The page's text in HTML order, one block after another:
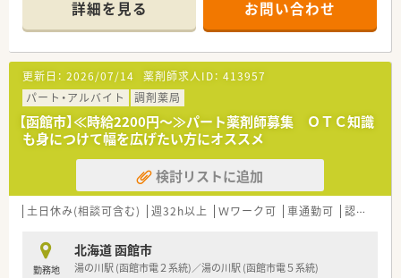
■働きやすさがポイント！就業環境や福利厚生面を整えている大
手企業です
詳細を見る お問い合わせ
更新日： 2026/07/14 薬剤師求人ID： 413957
パート・アルバイト
調剤薬局
【函館市】≪時給2200円～≫パート薬剤師募集 ＯＴＣ知識
も身につけて幅を広げたい方にオススメ
検討リストに追加
土日休み(相談可含む) 週32h以上 Ｗワーク可 車通勤可 認定薬剤師取得支援あり
勤務地
北海道 函館市
湯の川駅 (函館市電２系統)／湯の川駅 (函館市電５系統)